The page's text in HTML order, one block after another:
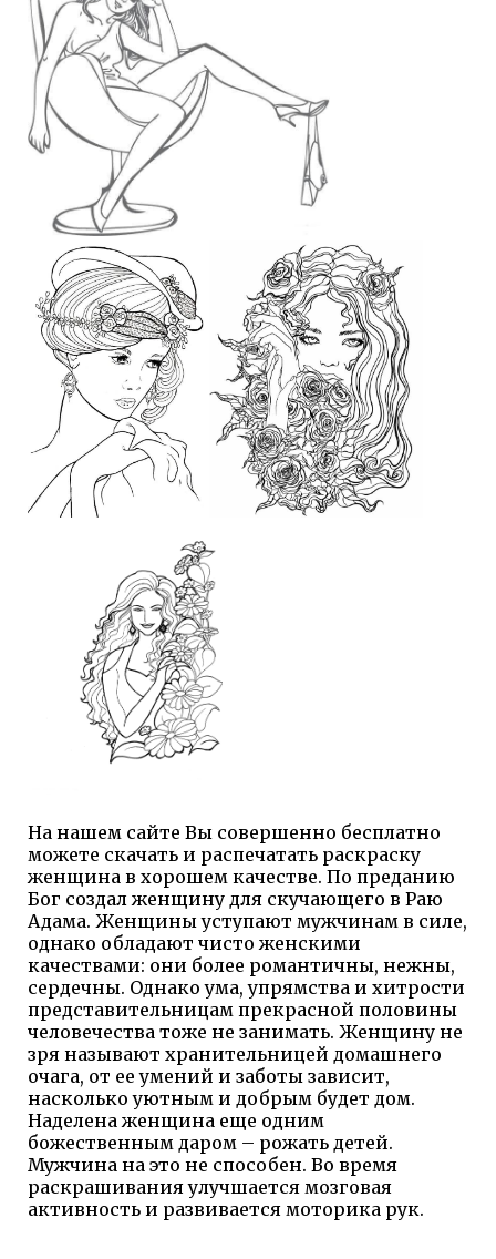
На нашем сайте Вы совершенно бесплатно
можете скачать и распечатать раскраску
женщина в хорошем качестве. По преданию
Бог создал женщину для скучающего в Раю
Адама. Женщины уступают мужчинам в силе,
однако обладают чисто женскими
качествами: они более романтичны, нежны,
сердечны. Однако ума, упрямства и хитрости
представительницам прекрасной половины
человечества тоже не занимать. Женщину не
зря называют хранительницей домашнего
очага, от ее умений и заботы зависит,
насколько уютным и добрым будет дом.
Наделена женщина еще одним
божественным даром – рожать детей.
Мужчина на это не способен. Во время
раскрашивания улучшается мозговая
активность и развивается моторика рук.